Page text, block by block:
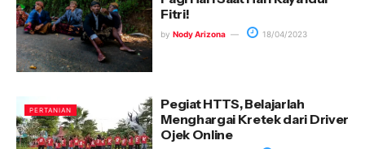
Fitri!
by Nody Arizona 18/04/2023
PERTANIAN
Pegiat HTTS, Belajarlah
Menghargai Kretek dari Driver
Ojek Online